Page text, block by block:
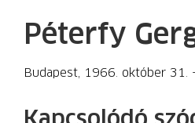
Péterfy
Budapest, 1966. október 31.